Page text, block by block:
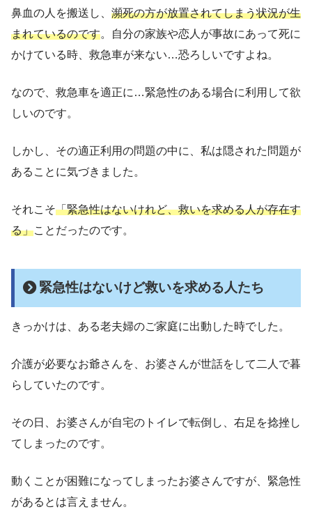
鼻血の人を搬送し、 瀕死の方が放置されてしまう状況が生
まれているのです。自分の家族や恋人が事故にあって死に
かけている時、救急車が来ない…恐ろしいですよね。
なので、救急車を適正に…緊急性のある場合に利用して欲
しいのです。
しかし、その適正利用の問題の中に、私は隠された問題が
あることに気づきました。
それこそ「緊急性はないけれど、救いを求める人が存在す
る」ことだったのです。
緊急性はないけど救いを求める人たち
きっかけは、ある老夫婦のご家庭に出動した時でした。
介護が必要なお爺さんを、お婆さんが世話をして二人で暮
らしていたのです。
その日、お婆さんが自宅のトイレで転倒し、右足を捻挫し
てしまったのです。
動くことが困難になってしまったお婆さんですが、緊急性
があるとは言えません。